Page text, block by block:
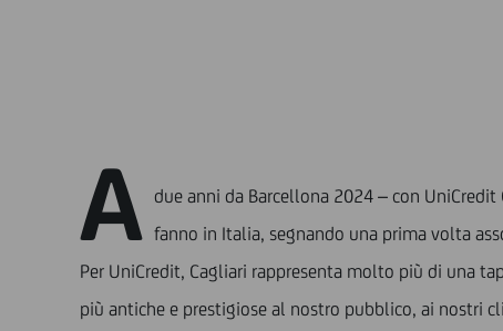
A due anni da Barcellona 2024 – con UniCredit
fanno in Italia, segnando una prima volta
Per UniCredit, Cagliari rappresenta molto più di una
più antiche e prestigiose al nostro pubblico, ai nostri